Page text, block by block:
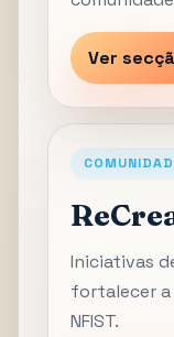
Ver
Iniciativas
fortalecer
NFIST.